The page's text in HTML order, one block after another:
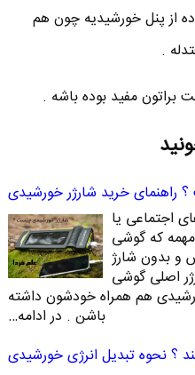
از پنل خورشیدیه چون هم
.
مفید بوده باشه .
راهنمای خرید شارژر خورشیدی
اجتماعی یا
که گوشی
بدون شارژ
اصلی گوشی
هم همراه خودشون داشته
باشن . در ادامه…
؟ نحوه تبدیل انرژی خورشیدی